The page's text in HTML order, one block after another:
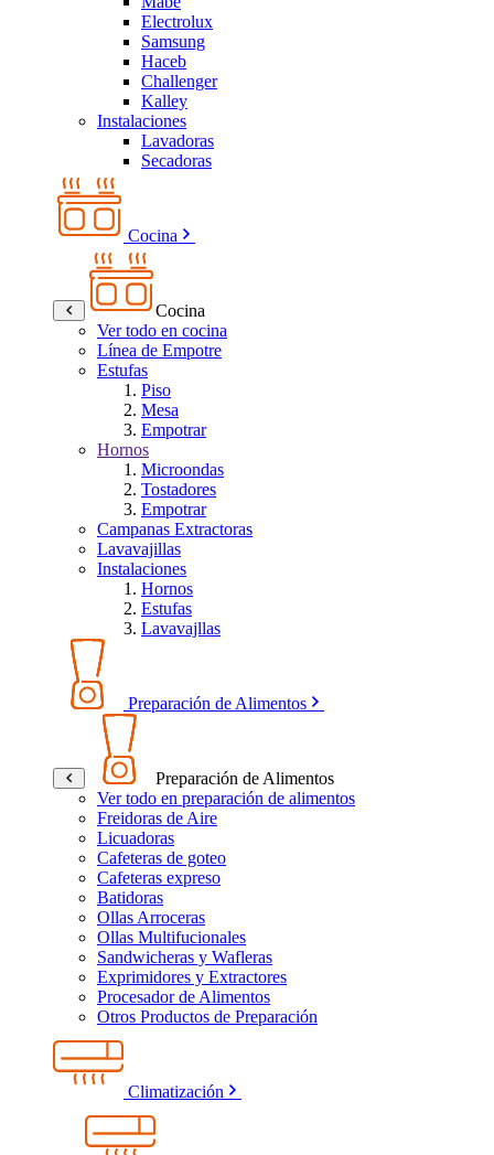
Electrolux
Samsung
Haceb
Challenger
Kalley
Instalaciones
Lavadoras
Secadoras
Cocina
Cocina
Ver todo en cocina
Línea de Empotre
Estufas
Piso
Mesa
Empotrar
Hornos
Microondas
Tostadores
Empotrar
Campanas Extractoras
Lavavajillas
Instalaciones
Hornos
Estufas
Lavavajllas
Preparación de Alimentos
Preparación de Alimentos
Ver todo en preparación de alimentos
Freidoras de Aire
Licuadoras
Cafeteras de goteo
Cafeteras expreso
Batidoras
Ollas Arroceras
Ollas Multifucionales
Sandwicheras y Wafleras
Exprimidores y Extractores
Procesador de Alimentos
Otros Productos de Preparación
Climatización